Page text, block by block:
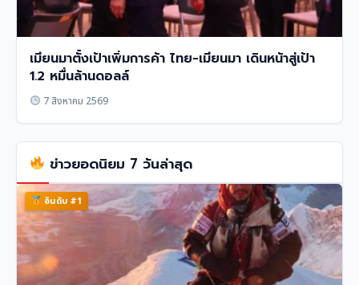
เมียนมาตั้งเป้าเพิ่มการค้า ไทย-เมียนมา เดินหน้าสู่เป้า
1.2 หมื่นล้านดอลล์
7 สิงหาคม 2569
ข่าวยอดนิยม 7 วันล่าสุด
อันดับ #1